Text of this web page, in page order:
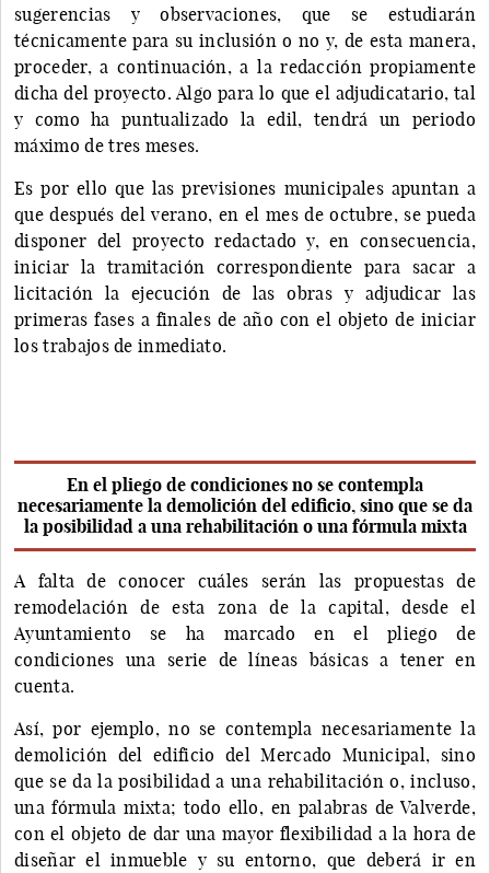
sugerencias y observaciones, que se estudiarán
técnicamente para su inclusión o no y, de esta manera,
proceder, a continuación, a la redacción propiamente
dicha del proyecto. Algo para lo que el adjudicatario, tal
y como ha puntualizado la edil, tendrá un periodo
máximo de tres meses.
Es por ello que las previsiones municipales apuntan a
que después del verano, en el mes de octubre, se pueda
disponer del proyecto redactado y, en consecuencia,
iniciar la tramitación correspondiente para sacar a
licitación la ejecución de las obras y adjudicar las
primeras fases a finales de año con el objeto de iniciar
los trabajos de inmediato.
En el pliego de condiciones no se contempla
necesariamente la demolición del edificio, sino que se da
la posibilidad a una rehabilitación o una fórmula mixta
A falta de conocer cuáles serán las propuestas de
remodelación de esta zona de la capital, desde el
Ayuntamiento se ha marcado en el pliego de
condiciones una serie de líneas básicas a tener en
cuenta.
Así, por ejemplo, no se contempla necesariamente la
demolición del edificio del Mercado Municipal, sino
que se da la posibilidad a una rehabilitación o, incluso,
una fórmula mixta; todo ello, en palabras de Valverde,
con el objeto de dar una mayor flexibilidad a la hora de
diseñar el inmueble y su entorno, que deberá ir en